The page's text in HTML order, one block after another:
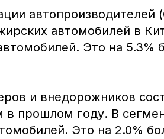
автомобилей в
Это на
и внедорожников
в прошлом году. В
Это на 2.0%